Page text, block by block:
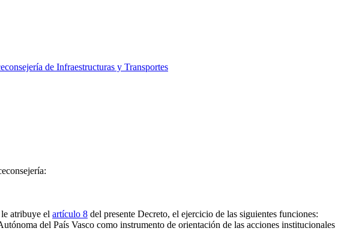
de Infraestructuras y Transportes
atribuye el artículo 8 del presente Decreto, el ejercicio de las siguientes funciones:
del País Vasco como instrumento de orientación de las acciones institucionales